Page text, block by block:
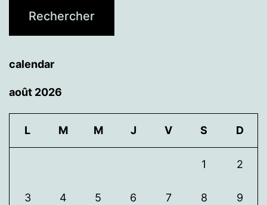
calendar
août 2026
L M M J V S D
1 2
3 4 5 6 7 8 9